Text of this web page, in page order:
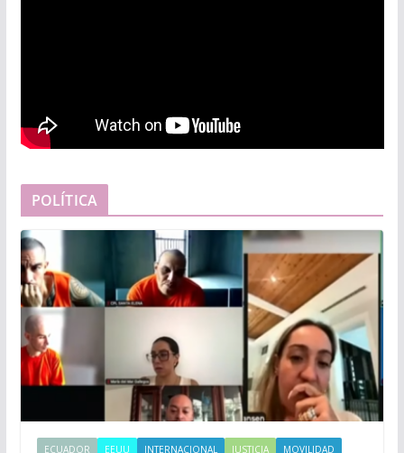
POLÍTICA
ECUADOR EEUU INTERNACIONAL JUSTICIA
MOVILIDAD